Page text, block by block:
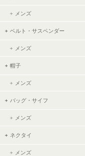
メンズ
ベルト・サスペンダー
メンズ
帽子
メンズ
バッグ・サイフ
メンズ
ネクタイ
メンズ